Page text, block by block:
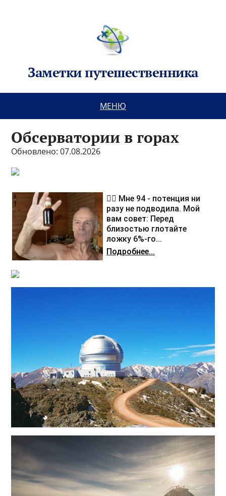
Заметки путешественника
МЕНЮ
Обсерватории в горах
Обновлено: 07.08.2026
❤️‍🔥 Мне 94 - потенция ни
разу не подводила. Мой
вам совет: Перед
близостью глотайте
ложку 6%-го...
Подробнее...